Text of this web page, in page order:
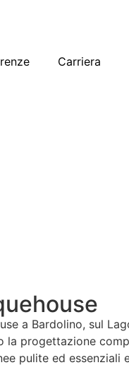
Carriera
a Bardolino, sul
la progettazione
pulite ed